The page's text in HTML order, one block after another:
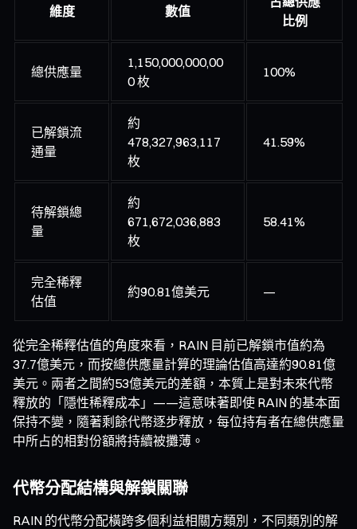
維度 數值
比例
總供應量
1,150,000,000,00
0 枚
100%
已解鎖流
通量
約
478,327,963,117
枚
41.59%
待解鎖總
量
約
671,672,036,883
枚
58.41%
完全稀釋
估值
約90.81億美元 —
從完全稀釋估值的角度來看，RAIN 目前已解鎖市值約為
37.7億美元，而按總供應量計算的理論估值高達約90.81億
美元。兩者之間約53億美元的差額，本質上是對未來代幣
釋放的「隱性稀釋成本」——這意味著即使 RAIN 的基本面
保持不變，隨著剩餘代幣逐步釋放，每位持有者在總供應量
中所占的相對份額將持續被攤薄。
代幣分配結構與解鎖關聯
RAIN 的代幣分配橫跨多個利益相關方類別，不同類別的解